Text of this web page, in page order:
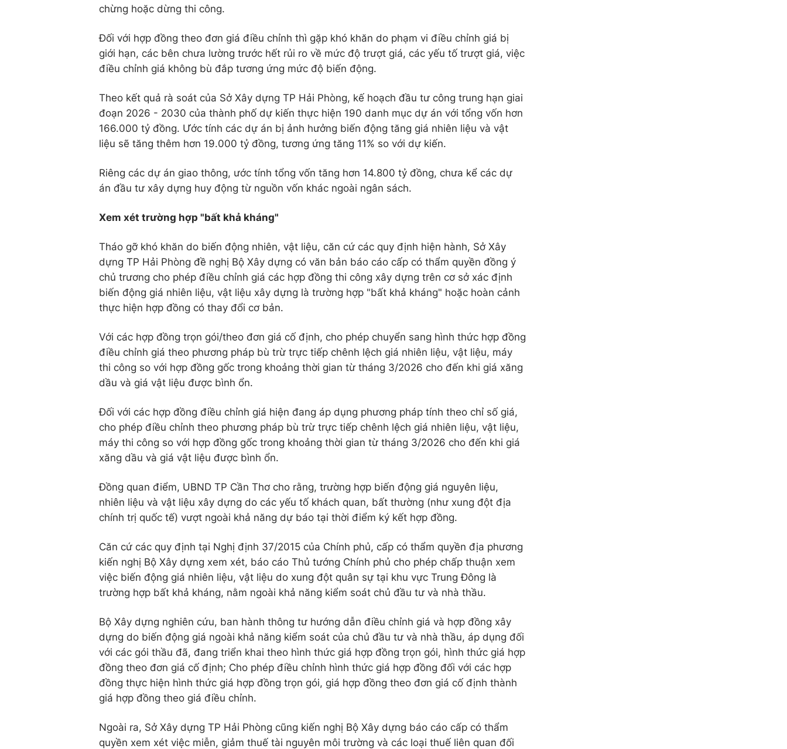
chừng hoặc dừng thi công.
Đối với hợp đồng theo đơn giá điều chỉnh thì gặp khó khăn do phạm vi điều chỉnh giá bị
giới hạn, các bên chưa lường trước hết rủi ro về mức độ trượt giá, các yếu tố trượt giá, việc
điều chỉnh giá không bù đắp tương ứng mức độ biến động.
Theo kết quả rà soát của Sở Xây dựng TP Hải Phòng, kế hoạch đầu tư công trung hạn giai
đoạn 2026 - 2030 của thành phố dự kiến thực hiện 190 danh mục dự án với tổng vốn hơn
166.000 tỷ đồng. Ước tính các dự án bị ảnh hưởng biến động tăng giá nhiên liệu và vật
liệu sẽ tăng thêm hơn 19.000 tỷ đồng, tương ứng tăng 11% so với dự kiến.
Riêng các dự án giao thông, ước tính tổng vốn tăng hơn 14.800 tỷ đồng, chưa kể các dự
án đầu tư xây dựng huy động từ nguồn vốn khác ngoài ngân sách.
Xem xét trường hợp "bất khả kháng"
Tháo gỡ khó khăn do biến động nhiên, vật liệu, căn cứ các quy định hiện hành, Sở Xây
dựng TP Hải Phòng đề nghị Bộ Xây dựng có văn bản báo cáo cấp có thẩm quyền đồng ý
chủ trương cho phép điều chỉnh giá các hợp đồng thi công xây dựng trên cơ sở xác định
biến động giá nhiên liệu, vật liệu xây dựng là trường hợp "bất khả kháng" hoặc hoàn cảnh
thực hiện hợp đồng có thay đổi cơ bản.
Với các hợp đồng trọn gói/theo đơn giá cố định, cho phép chuyển sang hình thức hợp đồng
điều chỉnh giá theo phương pháp bù trừ trực tiếp chênh lệch giá nhiên liệu, vật liệu, máy
thi công so với hợp đồng gốc trong khoảng thời gian từ tháng 3/2026 cho đến khi giá xăng
dầu và giá vật liệu được bình ổn.
Đối với các hợp đồng điều chỉnh giá hiện đang áp dụng phương pháp tính theo chỉ số giá,
cho phép điều chỉnh theo phương pháp bù trừ trực tiếp chênh lệch giá nhiên liệu, vật liệu,
máy thi công so với hợp đồng gốc trong khoảng thời gian từ tháng 3/2026 cho đến khi giá
xăng dầu và giá vật liệu được bình ổn.
Đồng quan điểm, UBND TP Cần Thơ cho rằng, trường hợp biến động giá nguyên liệu,
nhiên liệu và vật liệu xây dựng do các yếu tố khách quan, bất thường (như xung đột địa
chính trị quốc tế) vượt ngoài khả năng dự báo tại thời điểm ký kết hợp đồng.
Căn cứ các quy định tại Nghị định 37/2015 của Chính phủ, cấp có thẩm quyền địa phương
kiến nghị Bộ Xây dựng xem xét, báo cáo Thủ tướng Chính phủ cho phép chấp thuận xem
việc biến động giá nhiên liệu, vật liệu do xung đột quân sự tại khu vực Trung Đông là
trường hợp bất khả kháng, nằm ngoài khả năng kiểm soát chủ đầu tư và nhà thầu.
Bộ Xây dựng nghiên cứu, ban hành thông tư hướng dẫn điều chỉnh giá và hợp đồng xây
dựng do biến động giá ngoài khả năng kiểm soát của chủ đầu tư và nhà thầu, áp dụng đối
với các gói thầu đã, đang triển khai theo hình thức giá hợp đồng trọn gói, hình thức giá hợp
đồng theo đơn giá cố định; Cho phép điều chỉnh hình thức giá hợp đồng đối với các hợp
đồng thực hiện hình thức giá hợp đồng trọn gói, giá hợp đồng theo đơn giá cố định thành
giá hợp đồng theo giá điều chỉnh.
Ngoài ra, Sở Xây dựng TP Hải Phòng cũng kiến nghị Bộ Xây dựng báo cáo cấp có thẩm
quyền xem xét việc miễn, giảm thuế tài nguyên môi trường và các loại thuế liên quan đối